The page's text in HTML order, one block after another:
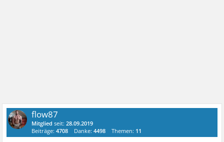
flow87
Mitglied seit:28.09.2019
Beiträge:4708 Danke:4498 Themen: 11